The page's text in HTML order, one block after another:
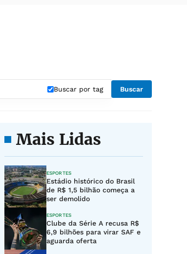
Buscar por tag Buscar
Mais Lidas
ESPORTES
Estádio histórico do Brasil
de R$ 1,5 bilhão começa a
ser demolido
ESPORTES
Clube da Série A recusa R$
6,9 bilhões para virar SAF e
aguarda oferta